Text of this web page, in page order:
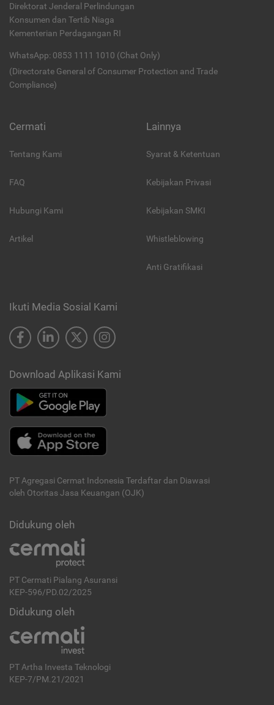
Direktorat Jenderal Perlindungan
Konsumen dan Tertib Niaga
Kementerian Perdagangan RI
WhatsApp: 0853 1111 1010 (Chat Only)
(Directorate General of Consumer Protection and Trade
Compliance)
Cermati
Tentang Kami
FAQ
Hubungi Kami
Artikel
Lainnya
Syarat & Ketentuan
Kebijakan Privasi
Kebijakan SMKI
Whistleblowing
Anti Gratifikasi
Ikuti Media Sosial Kami
Download Aplikasi Kami
PT Agregasi Cermat Indonesia Terdaftar dan Diawasi
oleh Otoritas Jasa Keuangan (OJK)
Didukung oleh
PT Cermati Pialang Asuransi
KEP-596/PD.02/2025
Didukung oleh
PT Artha Investa Teknologi
KEP-7/PM.21/2021